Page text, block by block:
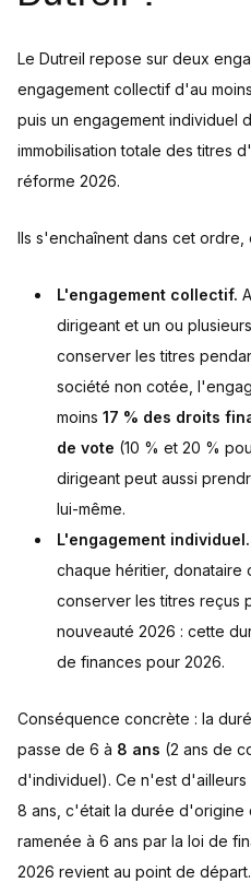
Le Dutreil repose sur deux
engagement collectif d'au
puis un engagement individuel
immobilisation totale des titres
réforme 2026.
Ils s'enchaînent dans cet ordre,
L'engagement collectif.
dirigeant et un ou
conserver les titres
société non cotée,
moins 17 % des droits
de vote (10 % et 20 %
dirigeant peut aussi
lui-même.
L'engagement individuel.
chaque héritier, donataire
conserver les titres reçus
nouveauté 2026 : cette
de finances pour 2026.
Conséquence concrète : la
passe de 6 à 8 ans (2 ans de
d'individuel). Ce n'est d'ailleurs
8 ans, c'était la durée d'origine
ramenée à 6 ans par la loi de
2026 revient au point de départ.